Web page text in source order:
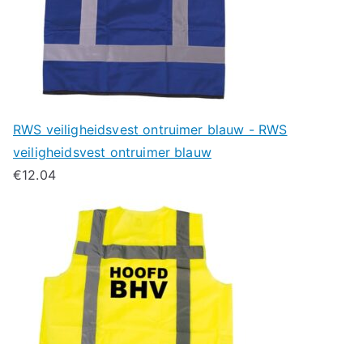
RWS veiligheidsvest ontruimer blauw - RWS
veiligheidsvest ontruimer blauw
€12.04